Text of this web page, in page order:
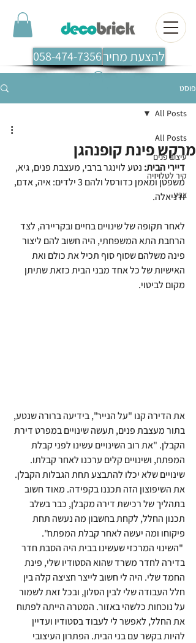
להצעת מחיר058-474-7356
פוסט
All Posts
עיצוב פנים
קיר לטלויזיה
צבע
All Posts
מרקש פינת קופנהגן
דיירי הבית: נטע לוינגר ברבי, מעצבת פנים, גיא,
משפטן ומאמן כדורסל ולהם 3 ילדים: איה, אדם,
ודניאלה.
לאחר תקופה של שינויים בחיים ובקריירה, לצד
הרחבת התא המשפחתי, היה חשוב להם ליצור
פינה משלהם שסוף סוף תכיל את כולם ואת
האישיות של כל אחד מבני הבית כזאת שתיתן
מקום לביטוי.
את הדירה קנו "על הנייר", בידיעה ברורה שנטע,
בתור מעצבת פנים, תעשה שינויים במפרט דירת
הקבלן. "את רוב השינויים עשינו לפני קבלת
המפתח, ושינויים קלים ערכנו לאחר קבלתו.
שינויים שלא יכלו להתבצע תחת הגבלות הקבלן.
את השיפוצון הזה תכננו בקפידה. מאוד חשוב
בתהליך של רכישת דירה מקבלן, כבר בשלב
תכנון החלל, לקחת בחשבון מה נעשה תחת
פיקוחו ומה יעשה לאחר קבלת המפתח".
"השינוי המרכזי שעשינו בבית היה הסבת חדר
בדירה לחדר משרד שהוא הסטודיו שלי, פינת
החמד שלי. היה לי חשוב לייצר חציצה קלה בין
חלל העבודה שלי לבין הסלון, ובכל זאת לשמור
על נוכחות כלשהי באזור. המטרה הייתה לפתוח
את החלל, לאפשר לי לעבוד בסטודיו ועדיין
להיות בקשר עם בני הבית. הפתרון העיצובי